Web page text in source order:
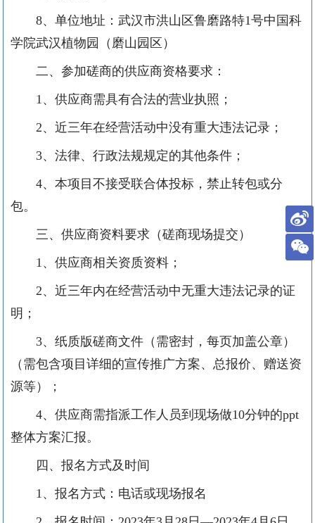
8、单位地址：武汉市洪山区鲁磨路特1号中国科
学院武汉植物园（磨山园区）
二、参加磋商的供应商资格要求：
1、供应商需具有合法的营业执照；
2、近三年在经营活动中没有重大违法记录；
3、法律、行政法规规定的其他条件；
4、本项目不接受联合体投标，禁止转包或分
包。
三、供应商资料要求（磋商现场提交）
1、供应商相关资质资料；
2、近三年内在经营活动中无重大违法记录的证
明；
3、纸质版磋商文件（需密封，每页加盖公章）
（需包含项目详细的宣传推广方案、总报价、赠送资
源等）
；
4、供应商需指派工作人员到现场做10分钟的ppt
整体方案汇报。
四、报名方式及时间
1、报名方式：电话或现场报名